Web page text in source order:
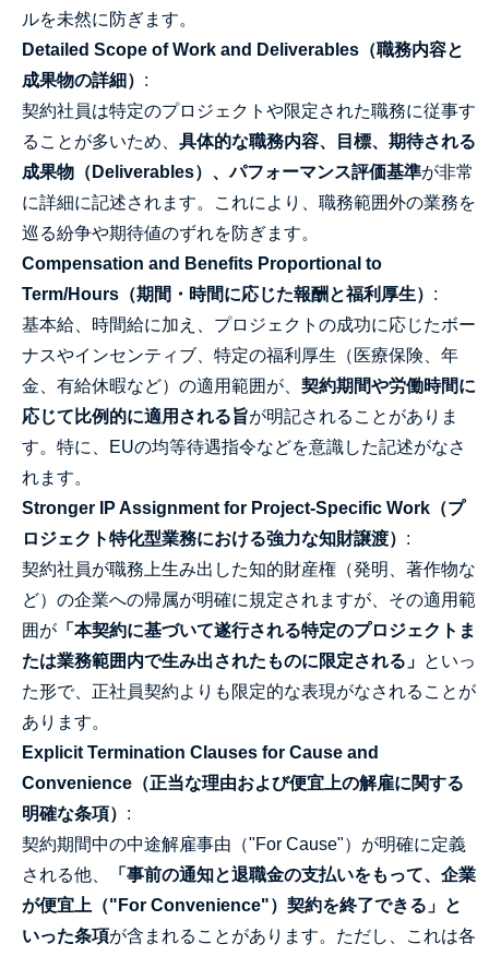
ルを未然に防ぎます。
Detailed Scope of Work and Deliverables（職務内容と
成果物の詳細） :
契約社員は特定のプロジェクトや限定された職務に従事す
ることが多いため、 具体的な職務内容、目標、期待される
成果物（Deliverables）、パフォーマンス評価基準が非常
に詳細に記述されます。これにより、職務範囲外の業務を
巡る紛争や期待値のずれを防ぎます。
Compensation and Benefits Proportional to
Term/Hours（期間・時間に応じた報酬と福利厚生） :
基本給、時間給に加え、プロジェクトの成功に応じたボー
ナスやインセンティブ、特定の福利厚生（医療保険、年
金、有給休暇など）の適用範囲が、 契約期間や労働時間に
応じて比例的に適用される旨が明記されることがありま
す。特に、EUの均等待遇指令などを意識した記述がなさ
れます。
Stronger IP Assignment for Project-Specific Work（プ
ロジェクト特化型業務における強力な知財譲渡） :
契約社員が職務上生み出した知的財産権（発明、著作物な
ど）の企業への帰属が明確に規定されますが、その適用範
囲が 「本契約に基づいて遂行される特定のプロジェクトま
たは業務範囲内で生み出されたものに限定される」 といっ
た形で、正社員契約よりも限定的な表現がなされることが
あります。
Explicit Termination Clauses for Cause and
Convenience（正当な理由および便宜上の解雇に関する
明確な条項） :
契約期間中の中途解雇事由（"For Cause"）が明確に定義
される他、
「事前の通知と退職金の支払いをもって、企業
が便宜上（"For Convenience"）契約を終了できる」と
いった条項が含まれることがあります。ただし、これは各